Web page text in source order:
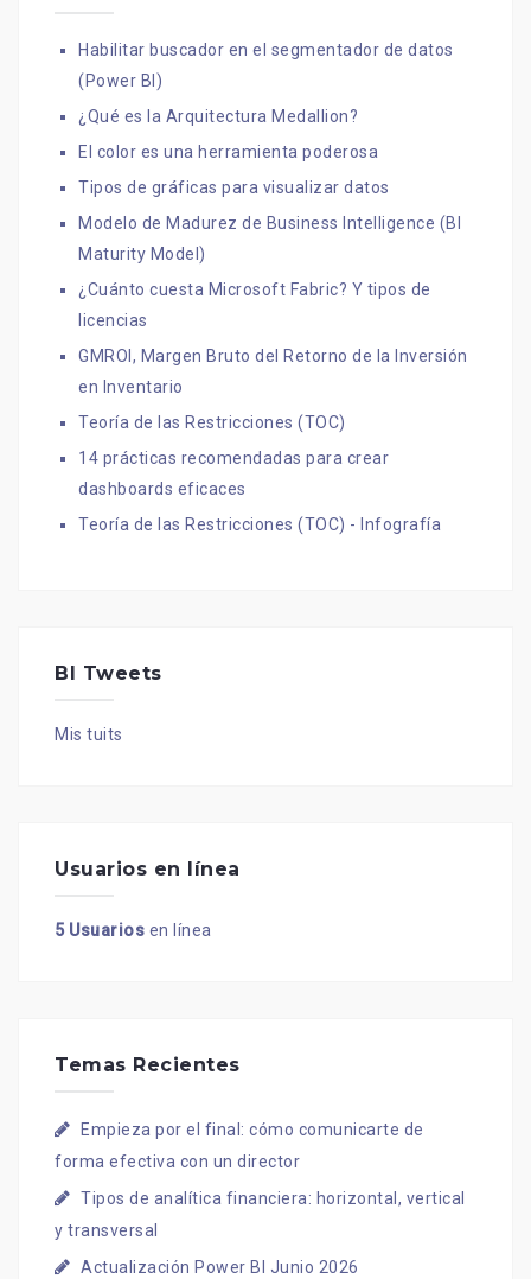
Habilitar buscador en el segmentador de datos
(Power BI)
¿Qué es la Arquitectura Medallion?
El color es una herramienta poderosa
Tipos de gráficas para visualizar datos
Modelo de Madurez de Business Intelligence (BI
Maturity Model)
¿Cuánto cuesta Microsoft Fabric? Y tipos de
licencias
GMROI, Margen Bruto del Retorno de la Inversión
en Inventario
Teoría de las Restricciones (TOC)
14 prácticas recomendadas para crear
dashboards eficaces
Teoría de las Restricciones (TOC) - Infografía
BI Tweets
Mis tuits
Usuarios en línea
5 Usuarios en línea
Temas Recientes
Empieza por el final: cómo comunicarte de
forma efectiva con un director
Tipos de analítica financiera: horizontal, vertical
y transversal
Actualización Power BI Junio 2026